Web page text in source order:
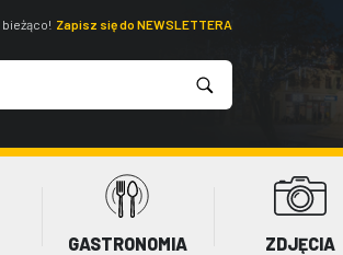
bieżąco! Zapisz się do NEWSLETTERA
GASTRONOMIA ZDJĘCIA